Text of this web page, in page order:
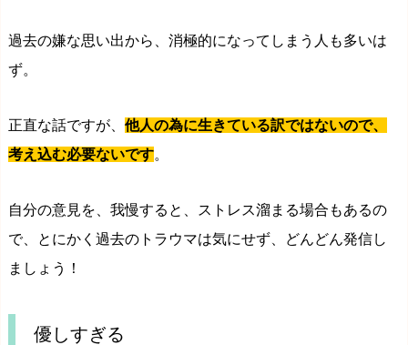
過去の嫌な思い出から、消極的になってしまう人も多いは
ず。
正直な話ですが、 他人の為に生きている訳ではないので、
考え込む必要ないです。
自分の意見を、我慢すると、ストレス溜まる場合もあるの
で、とにかく過去のトラウマは気にせず、どんどん発信し
ましょう！
優しすぎる